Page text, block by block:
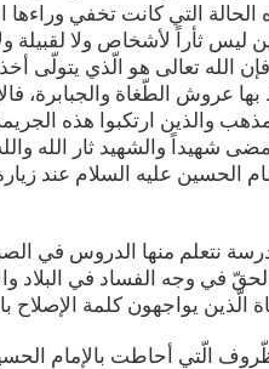
الحالة التي كانت تخفي
ليس ثأراً لأشخاص ولا لقبيلة
الله تعالى هو الّذي يتولّى
بها عروش الطّغاة والجبابرة،
والذين ارتكبوا هذه
شهيداً والشهيد ثار الله
الحسين عليه السلام عند
نتعلم منها الدروس في
الحقّ في وجه الفساد في البلاد
الّذين يواجهون كلمة
الّتي أحاطت بالإمام